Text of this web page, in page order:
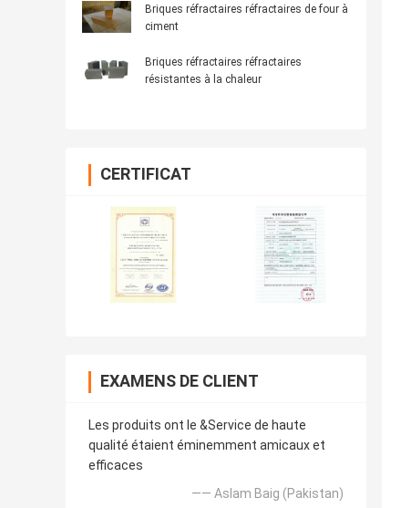
Briques réfractaires réfractaires de four à
ciment
Briques réfractaires réfractaires
résistantes à la chaleur
CERTIFICAT
EXAMENS DE CLIENT
Les produits ont le &Service de haute
qualité étaient éminemment amicaux et
efficaces
—— Aslam Baig (Pakistan)